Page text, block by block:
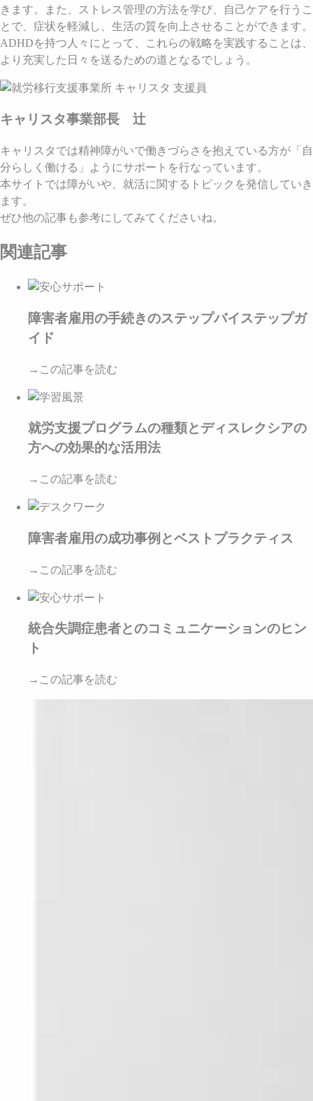
きます。また、ストレス管理の方法を学び、自己ケアを行うこ
とで、症状を軽減し、生活の質を向上させることができます。
ADHDを持つ人々にとって、これらの戦略を実践することは、
より充実した日々を送るための道となるでしょう。
キャリスタ事業部長 辻
キャリスタでは精神障がいで働きづらさを抱えている方が「自
分らしく働ける」ようにサポートを行なっています。
本サイトでは障がいや、就活に関するトピックを発信していき
ます。
ぜひ他の記事も参考にしてみてくださいね。
関連記事
障害者雇用の手続きのステップバイステップガ
イド
→この記事を読む
就労支援プログラムの種類とディスレクシアの
方への効果的な活用法
→この記事を読む
障害者雇用の成功事例とベストプラクティス
→この記事を読む
統合失調症患者とのコミュニケーションのヒン
ト
→この記事を読む